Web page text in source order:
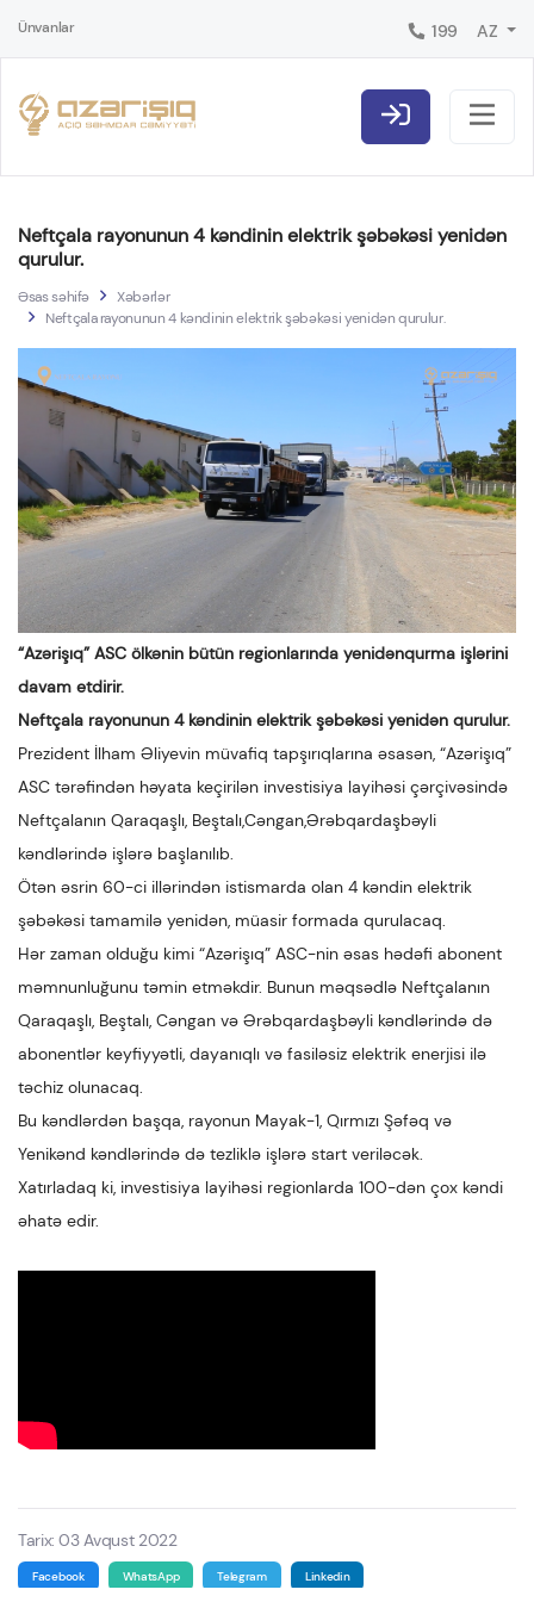
Ünvanlar 199 AZ
Neftçala rayonunun 4 kəndinin elektrik şəbəkəsi yenidən
qurulur.
Əsas səhifə
Xəbərlər
Neftçala rayonunun 4 kəndinin elektrik şəbəkəsi yenidən qurulur.
“Azərişıq” ASC ölkənin bütün regionlarında yenidənqurma işlərini
davam etdirir.
Neftçala rayonunun 4 kəndinin elektrik şəbəkəsi yenidən qurulur.
Prezident İlham Əliyevin müvafiq tapşırıqlarına əsasən, “Azərişıq”
ASC tərəfindən həyata keçirilən investisiya layihəsi çərçivəsində
Neftçalanın Qaraqaşlı, Beştalı,Cəngan,Ərəbqardaşbəyli
kəndlərində işlərə başlanılıb.
Ötən əsrin 60-ci illərindən istismarda olan 4 kəndin elektrik
şəbəkəsi tamamilə yenidən, müasir formada qurulacaq.
Hər zaman olduğu kimi “Azərişıq” ASC-nin əsas hədəfi abonent
məmnunluğunu təmin etməkdir. Bunun məqsədlə Neftçalanın
Qaraqaşlı, Beştalı, Cəngan və Ərəbqardaşbəyli kəndlərində də
abonentlər keyfiyyətli, dayanıqlı və fasiləsiz elektrik enerjisi ilə
təchiz olunacaq.
Bu kəndlərdən başqa, rayonun Mayak-1, Qırmızı Şəfəq və
Yenikənd kəndlərində də tezliklə işlərə start veriləcək.
Xatırladaq ki, investisiya layihəsi regionlarda 100-dən çox kəndi
əhatə edir.
Tarix: 03 Avqust 2022
Facebook WhatsApp Telegram Linkedin